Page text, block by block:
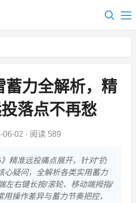
蓄力全解析，精
落点不再愁
06-02 · 阅读 589
精准远投痛点展开，针对“扔
心疑问，全解析各类实用蓄力
右键长按/滚轮、移动端拇指/
用操作差异与蓄力节奏把控，